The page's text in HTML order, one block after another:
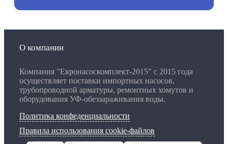
О компании
Компания "Евронасоскомплект-2015" с 2015 года
осуществляет поставки импортных насосов,
трубопроводной арматуры, ремонтных хомутов и
оборудования УФ-обеззараживания воды.
Политика конфеденциальности
Правила использования cookie-файлов